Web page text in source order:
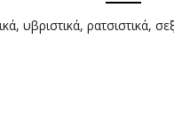
υβριστικά, ρατσιστικά,